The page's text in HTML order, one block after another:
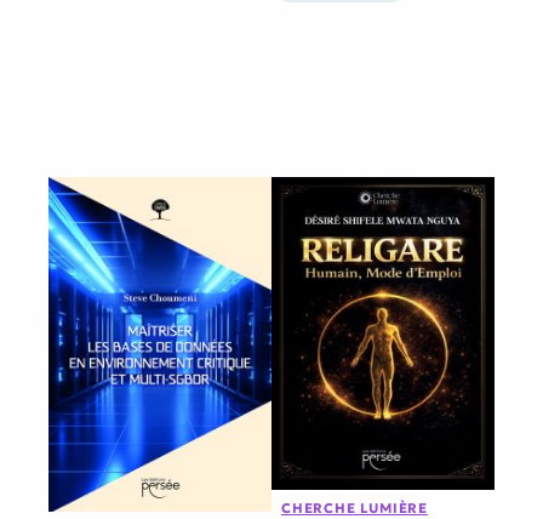
CHERCHE LUMIÈRE